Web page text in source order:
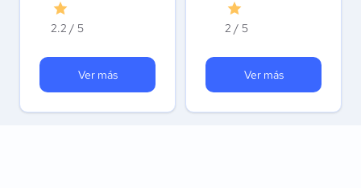
2.2 / 5
Ver más
2 / 5
Ver más